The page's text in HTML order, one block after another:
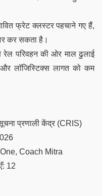
फ्रेट क्लस्टर पहचाने गए हैं,
कर सकता है।
परिवहन की ओर माल ढुलाई
और लॉजिस्टिक्स लागत को कम
प्रणाली केंद्र (CRIS)
Coach Mitra
12